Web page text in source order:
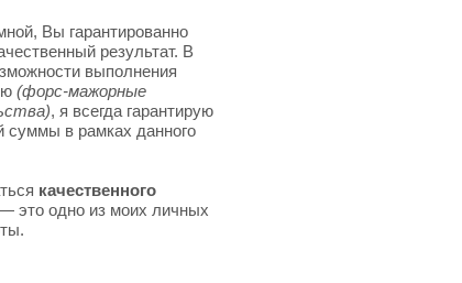
Вы гарантированно
результат. В
выполнения
(форс-мажорные
, я всегда гарантирую
суммы в рамках данного
качественного
это одно из моих личных